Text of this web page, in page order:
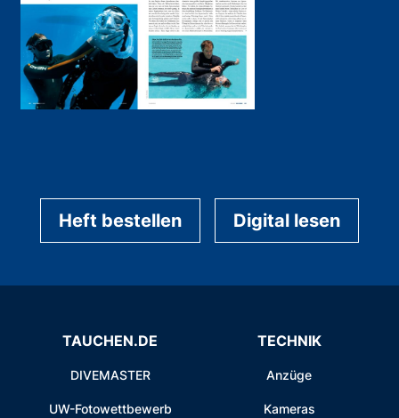
Heft bestellen Digital lesen
TAUCHEN.DE
DIVEMASTER
UW-Fotowettbewerb
TECHNIK
Anzüge
Kameras